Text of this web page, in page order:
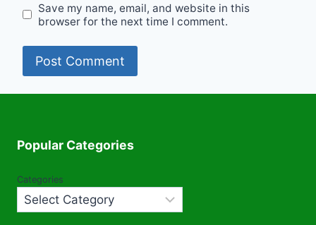
Save my name, email, and website in this
browser for the next time I comment.
Popular Categories
Categories